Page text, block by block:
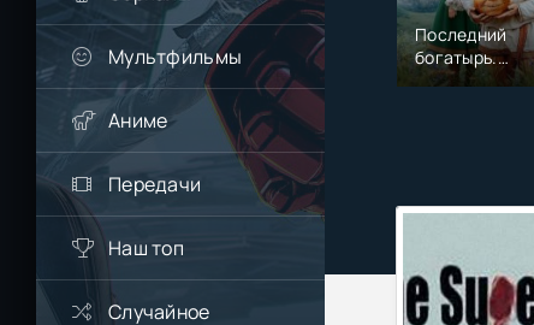
Мультфильмы
Аниме
Передачи
Наш топ
Случайное
Последний
богатырь.
Колобок (2026)